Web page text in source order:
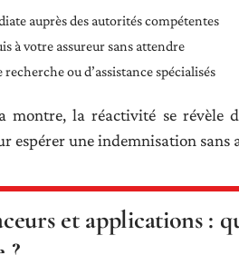
auprès des autorités compétentes
à votre assureur sans attendre
ou d’assistance spécialisés
montre, la réactivité se révèle
espérer une indemnisation sans
et applications :